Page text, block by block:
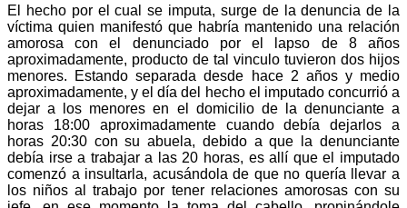
El hecho por el cual se imputa, surge de la denuncia de la
víctima quien manifestó que habría mantenido una relación
amorosa con el denunciado por el lapso de 8 años
aproximadamente, producto de tal vinculo tuvieron dos hijos
menores. Estando separada desde hace 2 años y medio
aproximadamente, y el día del hecho el imputado concurrió a
dejar a los menores en el domicilio de la denunciante a
horas 18:00 aproximadamente cuando debía dejarlos a
horas 20:30 con su abuela, debido a que la denunciante
debía irse a trabajar a las 20 horas, es allí que el imputado
comenzó a insultarla, acusándola de que no quería llevar a
los niños al trabajo por tener relaciones amorosas con su